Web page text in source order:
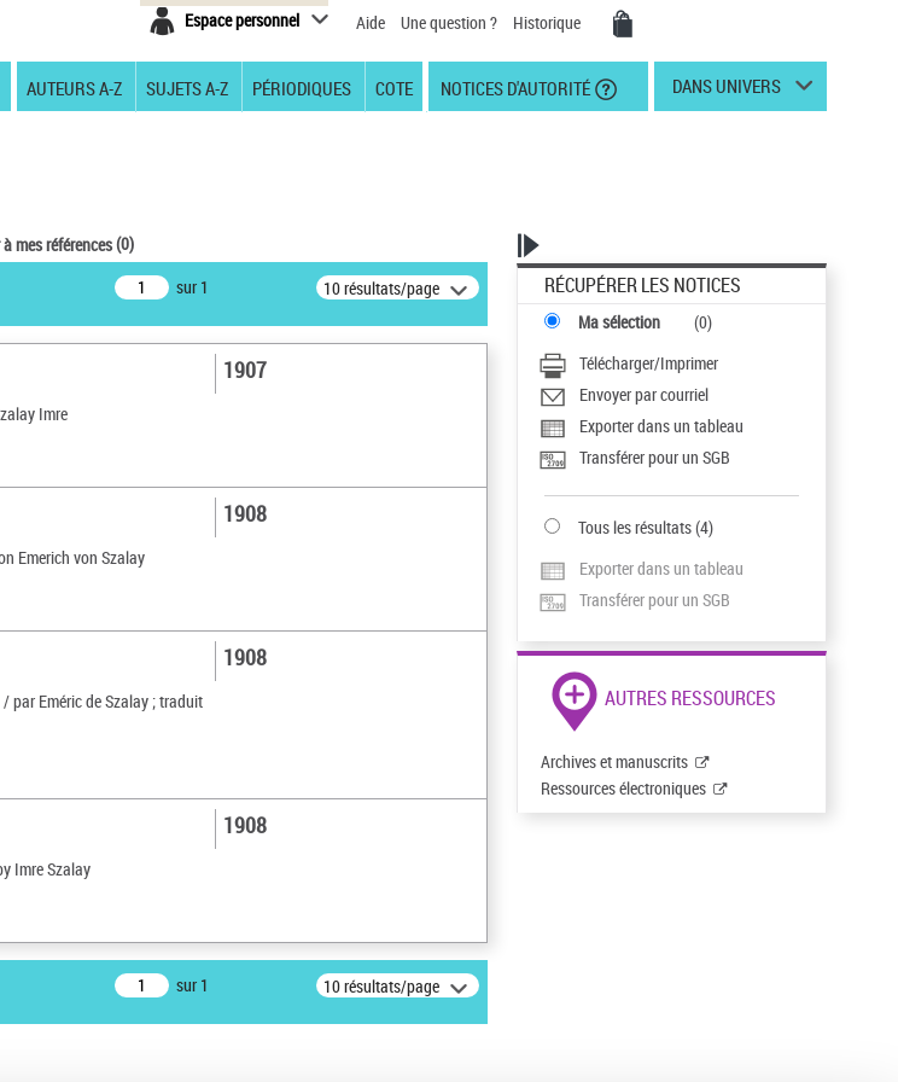
Espace personnel Aide Une question ? Historique
AUTEURS A-Z SUJETS A-Z PÉRIODIQUES COTE NOTICES D'AUTORITÉ DANS UNIVERS
mes références(0)
sur 1 10 résultats/page
Imre
1907
Emerich von Szalay
1908
par Eméric de Szalay ; traduit
1908
Imre Szalay
1908
sur 1 10 résultats/page
RÉCUPÉRER LES NOTICES
Ma sélection (0)
Télécharger/Imprimer
Envoyer par courriel
Exporter dans un tableau
Transférer pour un SGB
Tous les résultats(4)
Exporter dans un tableau
Transférer pour un SGB
AUTRES RESSOURCES
Archives et manuscrits
Ressources électroniques